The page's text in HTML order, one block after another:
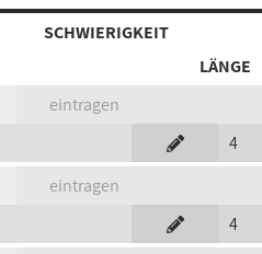
SCHWIERIGKEIT
LÄNGE
eintragen
4
eintragen
4